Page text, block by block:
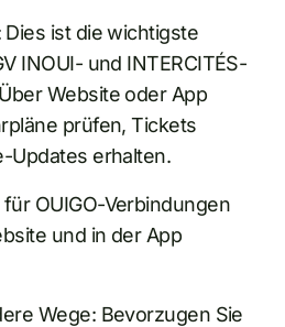
Dies ist die wichtigste
INOUI- und INTERCITÉS-
Website oder App
prüfen, Tickets
Updates erhalten.
für OUIGO-Verbindungen
und in der App
Wege: Bevorzugen Sie